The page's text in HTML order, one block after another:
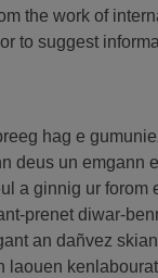
the work of
to suggest
hag e
deus un emgann
a ginnig ur forom
prenet diwar-
an dañvez
laouen